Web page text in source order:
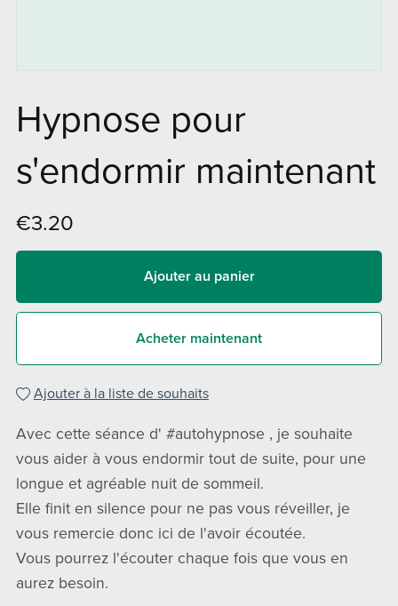
Hypnose pour
s'endormir maintenant
€3.20
Ajouter au panier
Acheter maintenant
Ajouter à la liste de souhaits
Avec cette séance d' #autohypnose , je souhaite
vous aider à vous endormir tout de suite, pour une
longue et agréable nuit de sommeil.
Elle finit en silence pour ne pas vous réveiller, je
vous remercie donc ici de l'avoir écoutée.
Vous pourrez l'écouter chaque fois que vous en
aurez besoin.